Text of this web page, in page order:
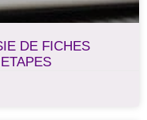
DE FICHES